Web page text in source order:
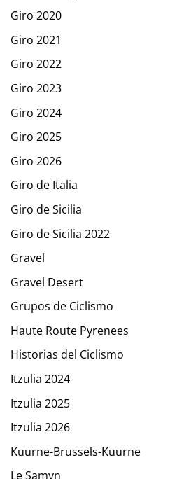
Giro 2020
Giro 2021
Giro 2022
Giro 2023
Giro 2024
Giro 2025
Giro 2026
Giro de Italia
Giro de Sicilia
Giro de Sicilia 2022
Gravel
Gravel Desert
Grupos de Ciclismo
Haute Route Pyrenees
Historias del Ciclismo
Itzulia 2024
Itzulia 2025
Itzulia 2026
Kuurne-Brussels-Kuurne
Le Samyn